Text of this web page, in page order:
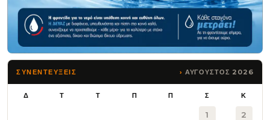
ΣΥΝΕΝΤΕΥΞΕΙΣ ΑΥΓΟΥΣΤΟΣ 2026
Δ Τ Τ Π Π Σ Κ
1 2